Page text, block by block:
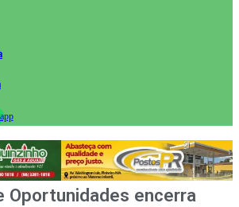
Oportunidades encerra